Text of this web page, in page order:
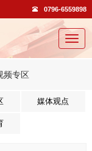
0796-6559898
切
换
频专区
媒体观点